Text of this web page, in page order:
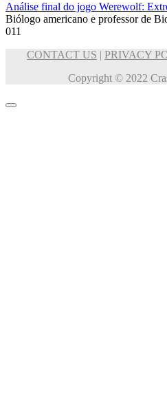
Análise final do jogo Werewolf:
Biólogo americano e professor de
011
CONTACT US | PRIVACY
Copyright © 2022